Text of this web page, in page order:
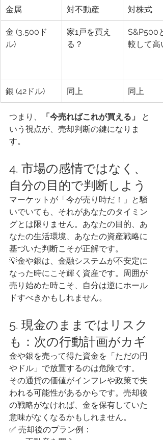
金属 対不動産 対株式
金 (3,500ド
ル)
家1戸を買え
る？
S&P500
較して高
銀 (42ドル) 同上 同上
つまり、 「今売ればこれが買える」
と
いう視点が、売却判断の鍵になりま
す。
4. 市場の感情ではなく、
自分の目的で判断しよう
マーケットが「今が売り時だ！」と騒
いでいても、それがあなたのタイミン
グとは限りません。あなたの目的、あ
なたの生活環境、あなたの資産戦略に
基づいた判断こそが正解です。
💡金や銀は、金融システムが不安定に
なった時にこそ輝く資産です。周囲が
売り始めた時こそ、自分は逆にホール
ドすべきかもしれません。
5. 現金のままではリスク
も：次の行動計画がカギ
金や銀を売って得た資金を「ただの円
やドル」で放置するのは危険です。
その通貨の価値がインフレや政策で失
われる可能性があるからです。売却後
の戦略がなければ、金を保有していた
意味がなくなるかもしれません。
✅ 売却後のプラン例：